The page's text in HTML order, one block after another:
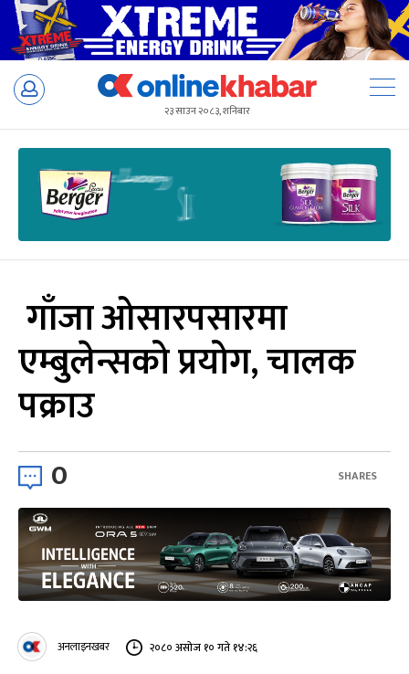
Skip
२३ साउन २०८३, शनिबार
गाँजा ओसारपसारमा
एम्बुलेन्सको प्रयोग, चालक
पक्राउ
0 SHARES
अनलाइनखबर २०८० असोज १० गते १४:२६